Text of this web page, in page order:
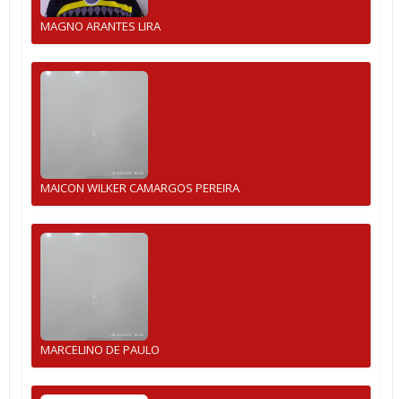
MAGNO ARANTES LIRA
MAICON WILKER CAMARGOS PEREIRA
MARCELINO DE PAULO